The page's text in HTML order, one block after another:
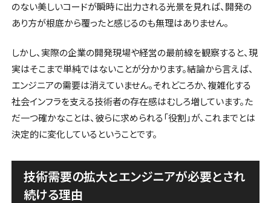
のない美しいコードが瞬時に出力される光景を見れば、開発の
あり方が根底から覆ったと感じるのも無理はありません。
しかし、実際の企業の開発現場や経営の最前線を観察すると、現
実はそこまで単純ではないことが分かります。結論から言えば、
エンジニアの需要は消えていません。それどころか、複雑化する
社会インフラを支える技術者の存在感はむしろ増しています。た
だ一つ確かなことは、彼らに求められる「役割」が、これまでとは
決定的に変化しているということです。
技術需要の拡大とエンジニアが必要とされ
続ける理由